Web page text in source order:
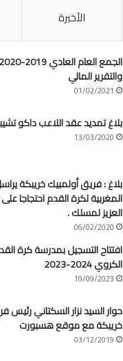
الأخيرة
والتقرير المالي
01/02/2021
بلاغ تمديد عقد اللاعب داكو
13/03/2020
بلاغ : فريق أولمبيك خريبكة
المغربية لكرة القدم احتجاجا
العزيز لمسلك .
06/02/2020
افتتاح التسجيل بمدرسة كرة
الكروي 2024-2023
19/09/2023
حوار السيد نزار السكتاني رئيس
خريبكة مع موقع هسبورت
03/12/2019